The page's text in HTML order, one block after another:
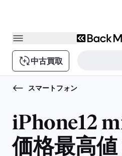
中古買取
スマートフォン
iPhone12
価格最高値